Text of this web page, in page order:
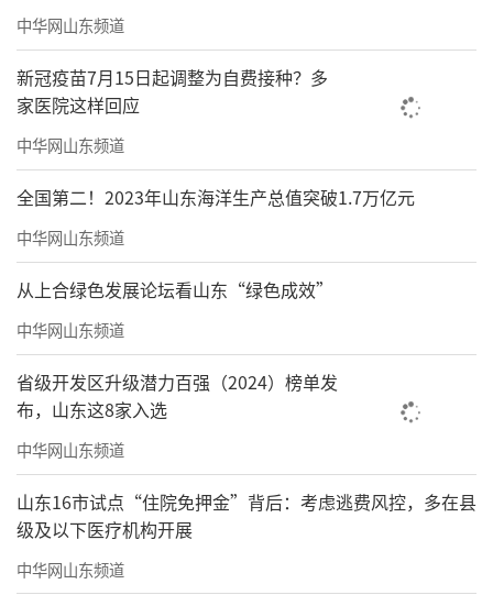
山姆落地义乌、江阴也是不久的将来，只
能说，山姆是按照全国百强县的排行榜开始开
店的吧？
除了盯着百强县的“县城中产”，山姆也
向地级市跑马圈地。现在某个城市有山姆会员
店，就跟楼下有美宜佳便利店一样，不再是一
这对“山姆代购”来说也是一件伤心事，
山姆店越开越下沉，加上某些商品线上平台也
可以买，溢价跟代购费差不多，在未来，也
许“山姆代购”会消失。
山姆的“竟对”开始线上营销，溢价约20%
中华网山东频道
新冠疫苗7月15日起调整为自费接种？多
家医院这样回应
中华网山东频道
全国第二！2023年山东海洋生产总值突破1.7万亿元
中华网山东频道
从上合绿色发展论坛看山东“绿色成效”
中华网山东频道
省级开发区升级潜力百强（2024）榜单发
布，山东这8家入选
中华网山东频道
山东16市试点“住院免押金”背后：考虑逃费风控，多在县
级及以下医疗机构开展
中华网山东频道